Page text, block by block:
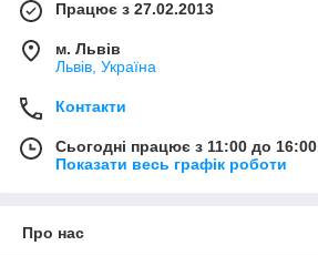
Працює з 27.02.2013
м. Львів
Львів, Україна
Контакти
Сьогодні працює з 11:00 до 16:00
Показати весь графік роботи
Про нас